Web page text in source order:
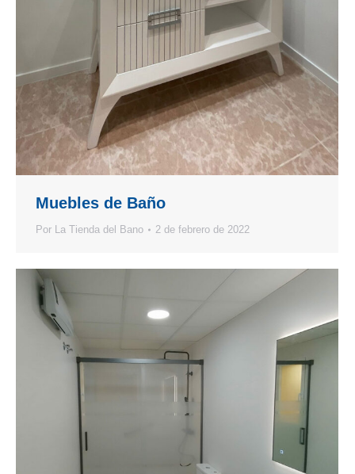
Muebles de Baño
Por La Tienda del Bano 2 de febrero de 2022